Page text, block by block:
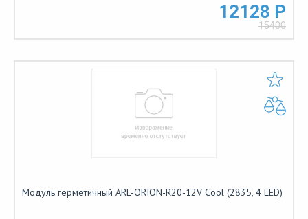
12128 Р
15400
Модуль герметичный ARL-ORION-R20-12V Cool (2835, 4 LED)